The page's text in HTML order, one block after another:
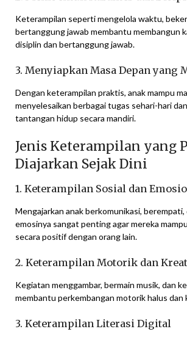
Keterampilan seperti mengelola waktu,
bertanggung jawab membantu membangun
disiplin dan bertanggung jawab.
3. Menyiapkan Masa Depan yang
Dengan keterampilan praktis, anak mampu
menyelesaikan berbagai tugas sehari-hari
tantangan hidup secara mandiri.
Jenis Keterampilan yang
Diajarkan Sejak Dini
1. Keterampilan Sosial dan
Mengajarkan anak berkomunikasi, berempati,
emosinya sangat penting agar mereka
secara positif dengan orang lain.
2. Keterampilan Motorik dan
Kegiatan menggambar, bermain musik, dan
membantu perkembangan motorik halus dan
3. Keterampilan Literasi Digital